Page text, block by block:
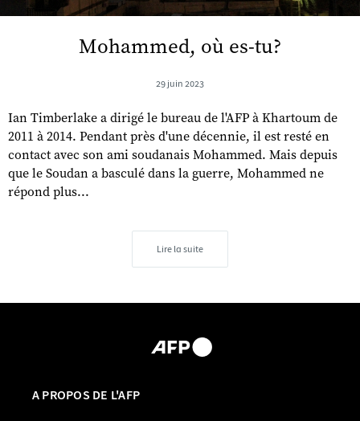
Mohammed, où es-tu?
29 juin 2023
Ian Timberlake a dirigé le bureau de l'AFP à Khartoum de
2011 à 2014. Pendant près d'une décennie, il est resté en
contact avec son ami soudanais Mohammed. Mais depuis
que le Soudan a basculé dans la guerre, Mohammed ne
répond plus...
Lire la suite
A PROPOS DE L'AFP